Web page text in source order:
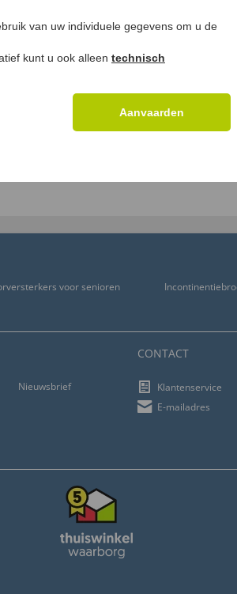
voor senioren
Nieuwsbrief
CONTACT
Klantenservice
E-mailadres
van uw individuele gegevens om u de
kunt u ook alleen technisch
Aanvaarden